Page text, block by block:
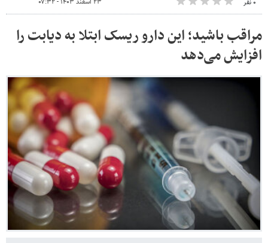
۰ نفر ۲۳ اسفند ۱۴۰۳ - ۰۷:۳۲
مراقب باشید؛ این دارو ریسک ابتلا به دیابت را
افزایش می‌دهد